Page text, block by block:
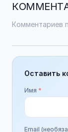
Комментариев
Оставить
Имя *
Email